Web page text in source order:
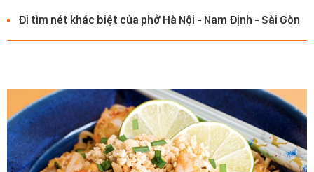
Đi tìm nét khác biệt của phở Hà Nội - Nam Định - Sài Gòn